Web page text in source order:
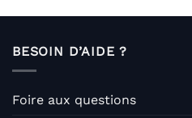
BESOIN D’AIDE ?
Foire aux questions